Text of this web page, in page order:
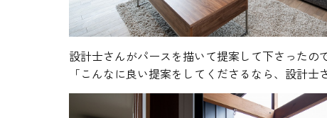
設計士さんがパースを描いて提案して下さったの
「こんなに良い提案をしてくださるなら、設計